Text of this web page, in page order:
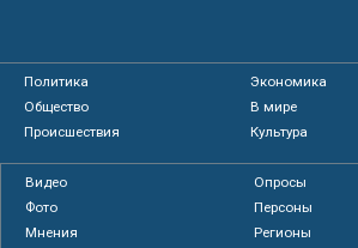
Политика
Экономика
Общество
В мире
Происшествия
Культура
Видео
Опросы
Фото
Персоны
Мнения
Регионы